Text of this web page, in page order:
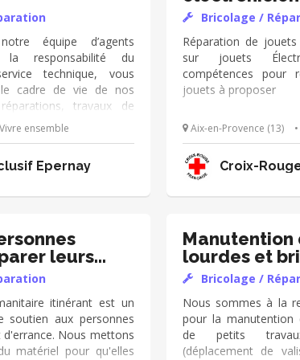
Tu aimes les
contact ? Rejoins-nous
équipe d’agents
la responsabilité du
technique, vous
cadre de vie de nos
travaux de
il y a toujours de quoi
compétences dans un
Vivre ensemble
Epernay
Bricolage /
Réparation de
sur jouets
compétences pour
jouets à proposer
Aix-en-Provence (13) •
Croix-
leurs
itinérant est un
soutien aux personnes
Nous mettons
matériel pour qu'elles
Manutention
lourdes et
Bricolage /
Nous sommes à la
pour la manutention
de petits
(déplacement de